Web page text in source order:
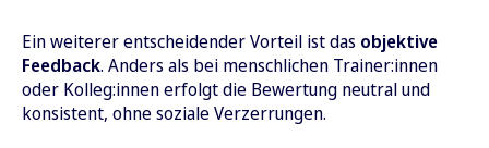
Ein weiterer entscheidender Vorteil ist das objektive
Feedback. Anders als bei menschlichen Trainer:innen
oder Kolleg:innen erfolgt die Bewertung neutral und
konsistent, ohne soziale Verzerrungen.